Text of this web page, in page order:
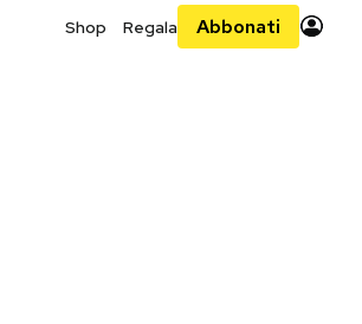
Shop Regala Abbonati